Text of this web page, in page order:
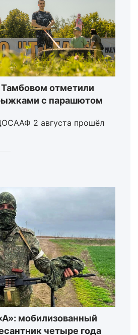
отметили
с парашютом
2 августа прошёл
мобилизованный
четыре года